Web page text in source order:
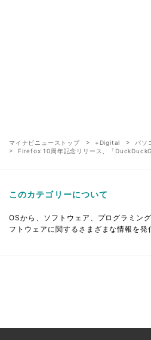
マイナビニューストップ +Digital パソ
Firefox 10周年記念リリース、「
このカテゴリーについて
OSから、ソフトウェア、プログラミン
フトウェアに関するさまざまな情報を発